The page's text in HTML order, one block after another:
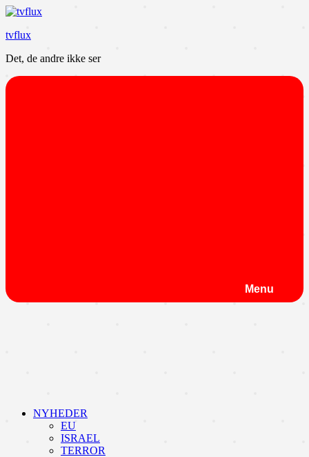
Videre
indhold
tvflux
Det, de andre ikke ser
Menu
NYHEDER
EU
ISRAEL
TERROR